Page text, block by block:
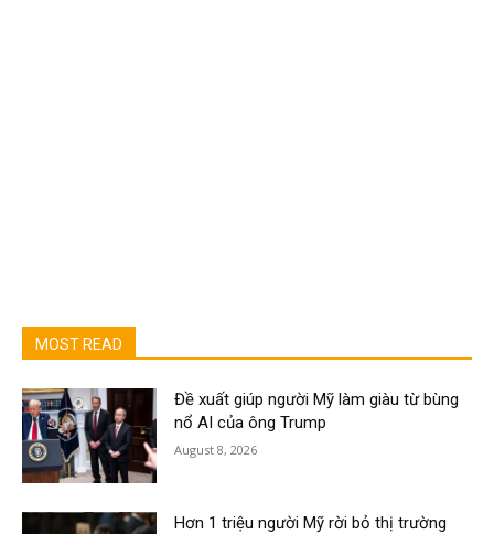
MOST READ
Đề xuất giúp người Mỹ làm giàu từ bùng
nổ AI của ông Trump
August 8, 2026
Hơn 1 triệu người Mỹ rời bỏ thị trường